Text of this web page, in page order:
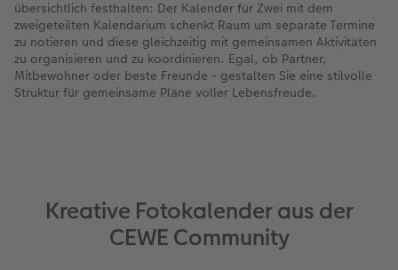
übersichtlich festhalten: Der Kalender für Zwei mit dem
zweigeteilten Kalendarium schenkt Raum um separate Termine
zu notieren und diese gleichzeitig mit gemeinsamen Aktivitäten
zu organisieren und zu koordinieren. Egal, ob Partner,
Mitbewohner oder beste Freunde - gestalten Sie eine stilvolle
Struktur für gemeinsame Pläne voller Lebensfreude.
Kreative Fotokalender aus der
CEWE Community